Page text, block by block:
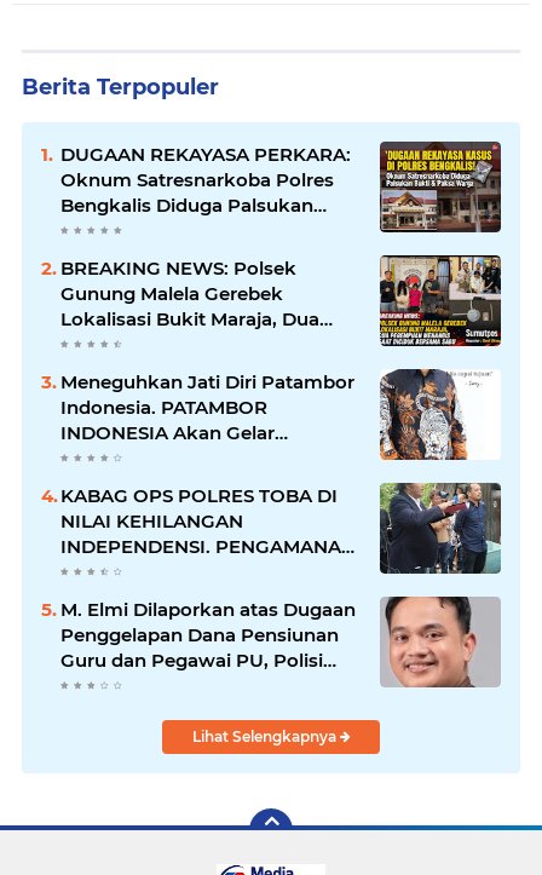
Berita Terpopuler
DUGAAN REKAYASA PERKARA:
Oknum Satresnarkoba Polres
Bengkalis Diduga Palsukan
Barang Bukti Hingga Paksa
BREAKING NEWS: Polsek
Gunung Malela Gerebek
Lokalisasi Bukit Maraja, Dua
Perempuan Menangis Saat
Diciduk Bersama Sabu
Meneguhkan Jati Diri Patambor
Indonesia. PATAMBOR
INDONESIA Akan Gelar
RAKERNAS II Di Jakarta.
KABAG OPS POLRES TOBA DI
NILAI KEHILANGAN
INDEPENDENSI. PENGAMANAN
PENEMBOKAN TANAH DI
LAGUBOTI DAPAT SOROTAN.
M. Elmi Dilaporkan atas Dugaan
Penggelapan Dana Pensiunan
Guru dan Pegawai PU, Polisi
Pastikan Proses Hukum
Lihat Selengkapnya